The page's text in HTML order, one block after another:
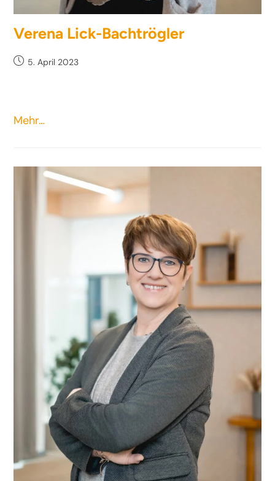
Verena Lick-Bachtrögler
5. April 2023
Mehr…